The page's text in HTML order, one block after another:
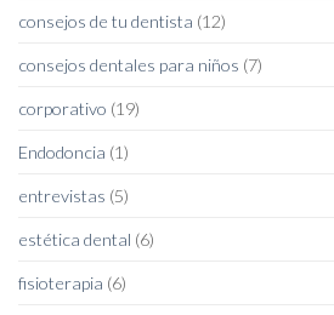
consejos de tu dentista (12)
consejos dentales para niños (7)
corporativo (19)
Endodoncia (1)
entrevistas (5)
estética dental (6)
fisioterapia (6)